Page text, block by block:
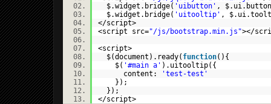
$.widget.bridge( 'uibutton' ,
$.widget.bridge( 'uitooltip' ,
</script>
<script src="/js/bootstrap.min.js"></
<script>
$(document).ready( function(){
$( '#main a' ).uitooltip({
content:
'test-test'
});
});
</script>